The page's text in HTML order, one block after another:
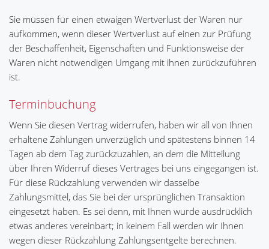
Sie müssen für einen etwaigen Wertverlust der Waren nur
aufkommen, wenn dieser Wertverlust auf einen zur Prüfung
der Beschaffenheit, Eigenschaften und Funktionsweise der
Waren nicht notwendigen Umgang mit ihnen zurückzuführen
ist.
Terminbuchung
Wenn Sie diesen Vertrag widerrufen, haben wir all von Ihnen
erhaltene Zahlungen unverzüglich und spätestens binnen 14
Tagen ab dem Tag zurückzuzahlen, an dem die Mitteilung
über Ihren Widerruf dieses Vertrages bei uns eingegangen ist.
Für diese Rückzahlung verwenden wir dasselbe
Zahlungsmittel, das Sie bei der ursprünglichen Transaktion
eingesetzt haben. Es sei denn, mit Ihnen wurde ausdrücklich
etwas anderes vereinbart; in keinem Fall werden wir Ihnen
wegen dieser Rückzahlung Zahlungsentgelte berechnen.